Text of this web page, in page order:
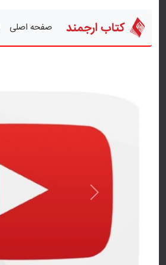
کتاب ارجمند صفحه اصلی
قبلی